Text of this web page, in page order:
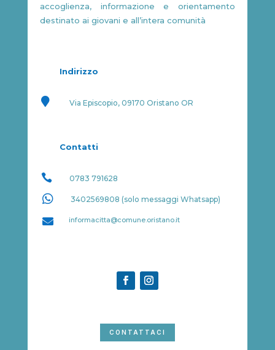
accoglienza, informazione e orientamento
destinato ai giovani e all’intera comunità
Indirizzo
 Via Episcopio, 09170 Oristano OR
Contatti
 0783 791628
 3402569808 (solo messaggi Whatsapp)
 informacitta@comune.oristano.it
CONTATTACI